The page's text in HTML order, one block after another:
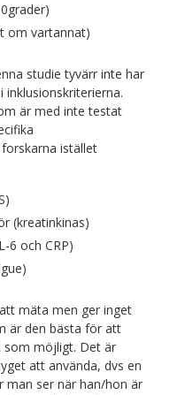
om vartannat)
studie tyvärr inte har
är med inte testat
istället
(kreatinkinas)
6 och CRP)
mäta men ger inget
är den bästa för att
som möjligt. Det är
att använda, dvs en
man ser när han/hon är